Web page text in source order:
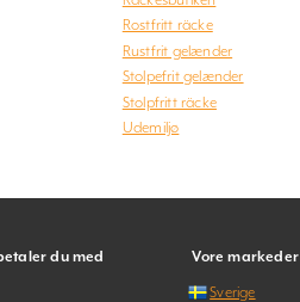
Rostfritt räcke
Rustfrit gelænder
Stolpefrit gelænder
Stolpfritt räcke
Udemiljø
du med Vore markeder
Sverige